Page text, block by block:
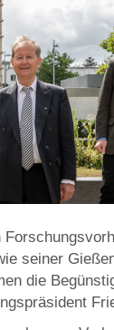
seiner
die